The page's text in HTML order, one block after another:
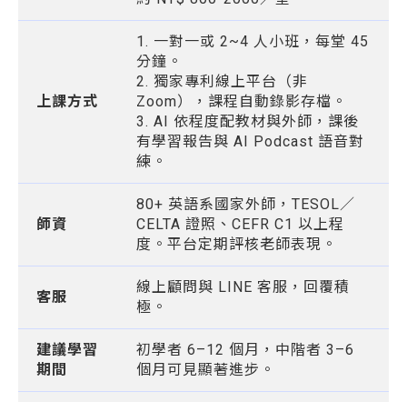
上課方式
1. 一對一或 2~4 人小班，每堂 45
分鐘。
2. 獨家專利線上平台（非
Zoom），課程自動錄影存檔。
3. AI 依程度配教材與外師，課後
有學習報告與 AI Podcast 語音對
練。
師資
80+ 英語系國家外師，TESOL／
CELTA 證照、CEFR C1 以上程
度。平台定期評核老師表現。
客服
線上顧問與 LINE 客服，回覆積
極。
建議學習
期間
初學者 6–12 個月，中階者 3–6
個月可見顯著進步。